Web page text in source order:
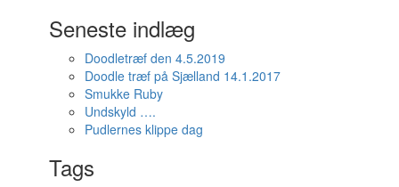
Seneste indlæg
Doodletræf den 4.5.2019
Doodle træf på Sjælland 14.1.2017
Smukke Ruby
Undskyld ….
Pudlernes klippe dag
Tags